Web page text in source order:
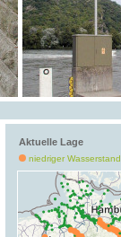
Aktuelle Lage
niedriger Wasserstand